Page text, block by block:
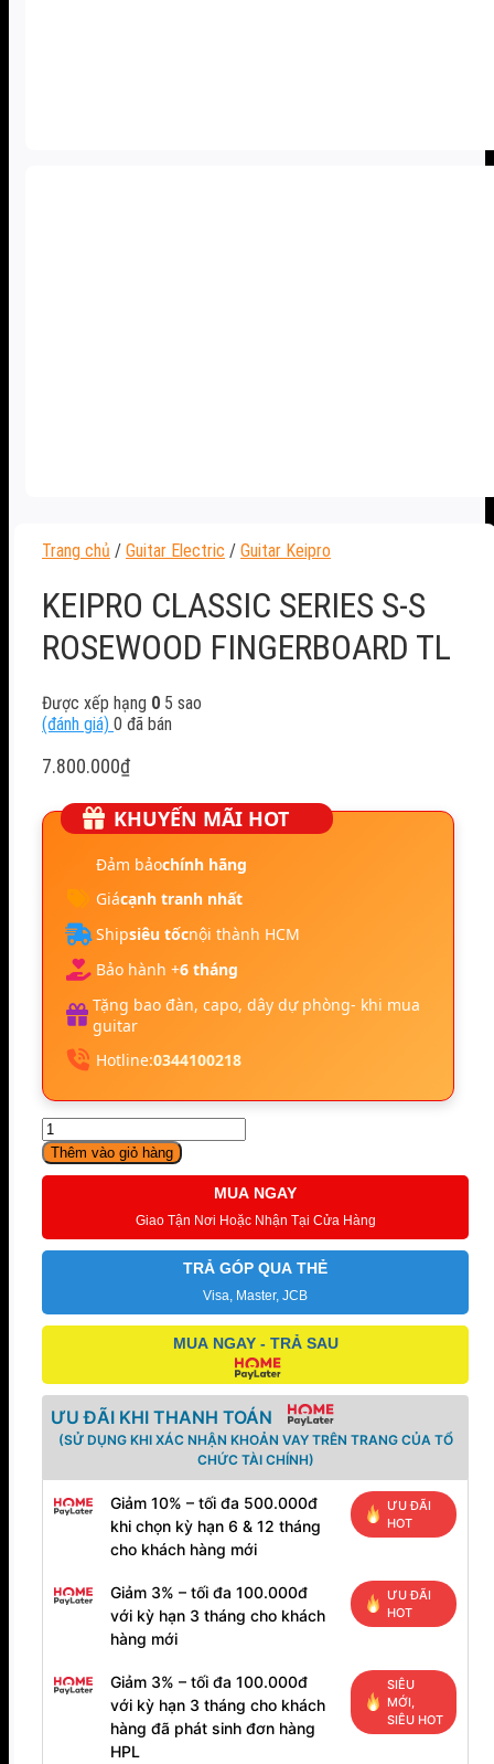
Trang chủ / Guitar Electric / Guitar Keipro
KEIPRO CLASSIC SERIES S-S
ROSEWOOD FINGERBOARD TL
Được xếp hạng 0 5 sao
(đánh giá) 0 đã bán
7.800.000₫
KHUYẾN MÃI HOT
Đảm bảochính hãng
Giácạnh tranh nhất
Shipsiêu tốcnội thành HCM
Bảo hành +6 tháng
Tặng bao đàn, capo, dây dự phòng- khi mua
guitar
Hotline:0344100218
Keipro
Classic
Series
Rosewood
Fingerboard
lượng
Thêm vào giỏ hàng
MUA NGAY
Giao Tận Nơi Hoặc Nhận Tại Cửa Hàng
TRẢ GÓP QUA THẺ
Visa, Master, JCB
MUA NGAY - TRẢ SAU
ƯU ĐÃI KHI THANH TOÁN
(SỬ DỤNG KHI XÁC NHẬN KHOẢN VAY TRÊN TRANG CỦA TỔ
CHỨC TÀI CHÍNH)
Giảm 10% – tối đa 500.000đ
khi chọn kỳ hạn 6 & 12 tháng
cho khách hàng mới
ƯU ĐÃI
HOT
Giảm 3% – tối đa 100.000đ
với kỳ hạn 3 tháng cho khách
hàng mới
ƯU ĐÃI
HOT
Giảm 3% – tối đa 100.000đ
với kỳ hạn 3 tháng cho khách
hàng đã phát sinh đơn hàng
HPL
SIÊU
MỚI,
SIÊU HOT